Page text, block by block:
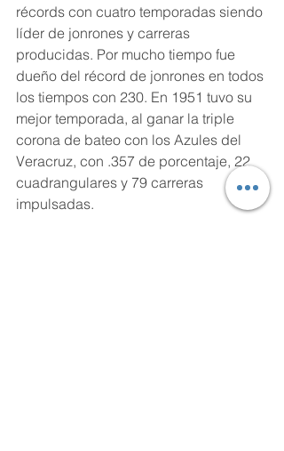
récords con cuatro temporadas siendo
líder de jonrones y carreras
producidas. Por mucho tiempo fue
dueño del récord de jonrones en todos
los tiempos con 230. En 1951 tuvo su
mejor temporada, al ganar la triple
corona de bateo con los Azules del
Veracruz, con .357 de porcentaje, 22
cuadrangulares y 79 carreras
impulsadas.